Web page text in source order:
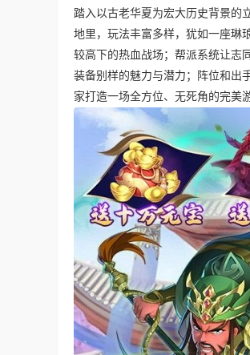
踏入以古老华夏为宏大历史背景的
地里，玩法丰富多样，犹如一座琳
较高下的热血战场；帮派系统让志
装备别样的魅力与潜力；阵位和出
家打造一场全方位、无死角的完美